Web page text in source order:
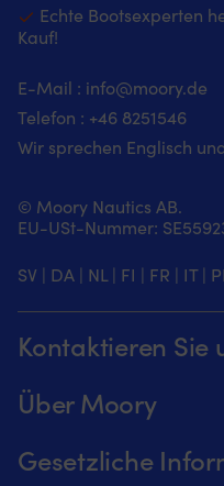
Echte Bootsexperten
Kauf!
E-Mail : info@moory.de
Telefon : +46 8251546
Wir sprechen Englisch
© Moory Nautics AB.
EU-USt-Nummer:
SV | DA | NL | FI | FR | IT| PL
Kontaktieren Sie
Telefonzeiten
+46 8251546 –
Senden Sie uns
Über Moory
Gesetzliche